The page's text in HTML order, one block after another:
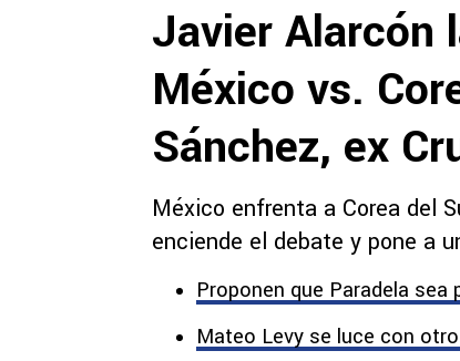
Javier Alarcón
México vs.
Sánchez, ex
México enfrenta a Corea del
enciende el debate y pone a
Proponen que Paradela
Mateo Levy se luce con